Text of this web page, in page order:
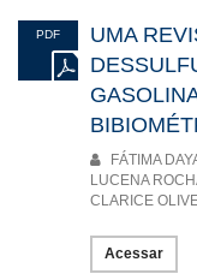
PDF
UMA
FÁTIMA
LUCENA
CLARICE
Acessar